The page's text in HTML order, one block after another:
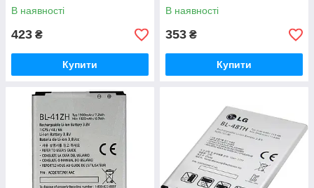
В наявності
423 ₴
Купити
В наявності
353 ₴
Купити